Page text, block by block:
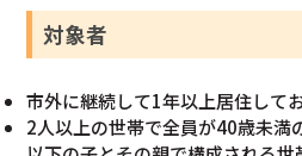
対象者
市外に継続して1年以上居住して
2人以上の世帯で全員が40歳未満